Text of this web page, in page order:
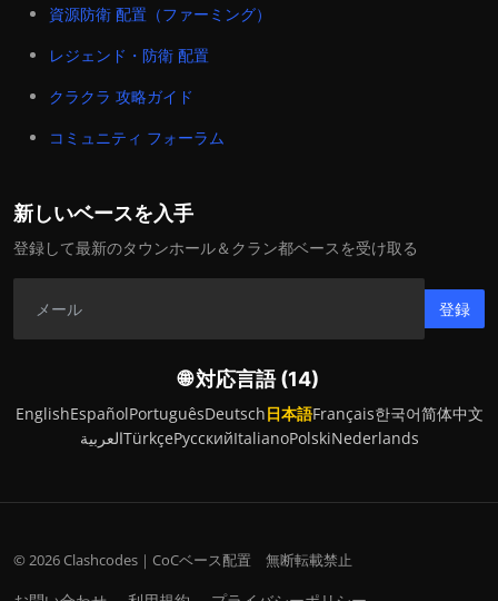
資源防衛 配置（ファーミング）
レジェンド・防衛 配置
クラクラ 攻略ガイド
コミュニティ フォーラム
新しいベースを入手
登録して最新のタウンホール＆クラン都ベースを受け取る
登録
🌐 対応言語 (14)
EnglishEspañolPortuguêsDeutsch日本語Français한국어简体中文
العربيةTürkçeРусскийItalianoPolskiNederlands
© 2026 Clashcodes｜CoCベース配置 無断転載禁止